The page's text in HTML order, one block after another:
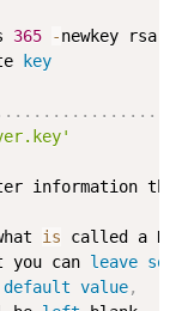
365 -newkey rsa:
key
. . . . . . . . . . . . . . . .
is called a
you can leave some
default value,